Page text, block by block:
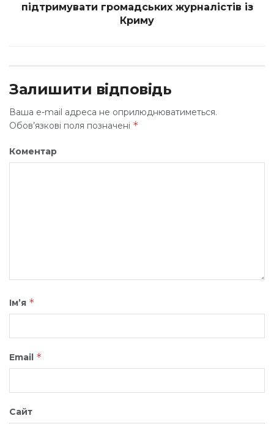
підтримувати громадських журналістів із
Криму
Залишити відповідь
Ваша e-mail адреса не оприлюднюватиметься.
Обов’язкові поля позначені *
Коментар
Ім’я *
Email *
Сайт